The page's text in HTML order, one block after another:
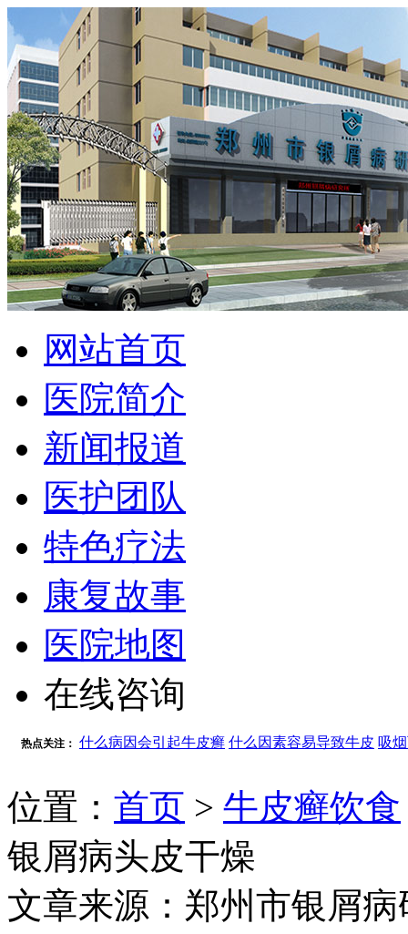
网站首页
医院简介
新闻报道
医护团队
特色疗法
康复故事
医院地图
在线咨询
热点关注： 什么病因会引起牛皮癣 什么因素容易导致牛皮 吸
位置： 首页 > 牛皮癣饮食
银屑病头皮干燥
文章来源：郑州市银屑病